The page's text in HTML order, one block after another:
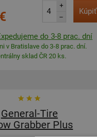
+
–
Kúpiť
do 3-8 prac. dní
v Bratislave do 3-8 prac. dní.
sklad ČR 20 ks.
General-Tire
Grabber Plus